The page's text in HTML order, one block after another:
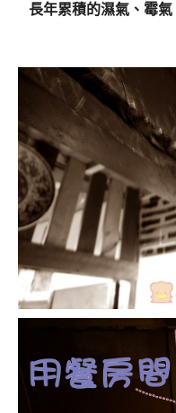
長年累積的濕氣、霉氣